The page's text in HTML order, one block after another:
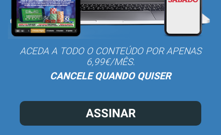
ACEDA A TODO O CONTEÚDO POR APENAS
6,99€/MÊS.
CANCELE QUANDO QUISER
ASSINAR